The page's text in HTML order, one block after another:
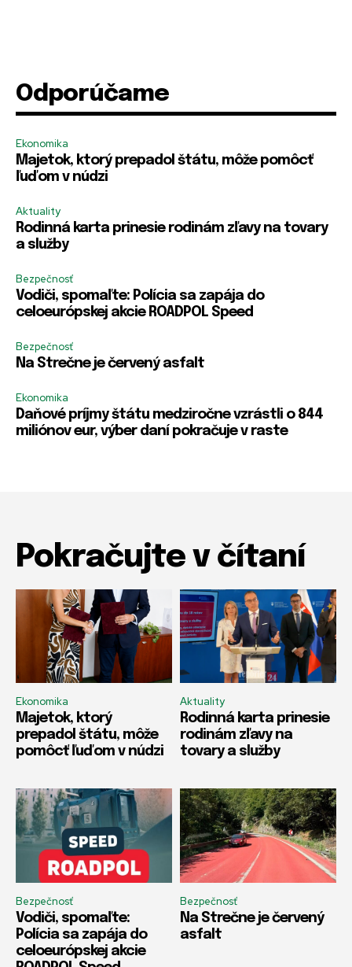
Heslo*
*
m
R
e
e
m
b
m
e
Heslo*
m
e
e
R
e
e
m
b
m
e
Odporúčame
Ekonomika
Majetok, ktorý prepadol štátu, môže pomôcť
ľuďom v núdzi
Aktuality
Rodinná karta prinesie rodinám zľavy na tovary
a služby
Bezpečnosť
Vodiči, spomaľte: Polícia sa zapája do
celoeurópskej akcie ROADPOL Speed
Bezpečnosť
Na Strečne je červený asfalt
Ekonomika
Daňové príjmy štátu medziročne vzrástli o 844
miliónov eur, výber daní pokračuje v raste
Pokračujte v čítaní
Ekonomika
Majetok, ktorý
prepadol štátu, môže
pomôcť ľuďom v núdzi
Aktuality
Rodinná karta prinesie
rodinám zľavy na
tovary a služby
Bezpečnosť
Vodiči, spomaľte:
Polícia sa zapája do
celoeurópskej akcie
Bezpečnosť
Na Strečne je červený
asfalt